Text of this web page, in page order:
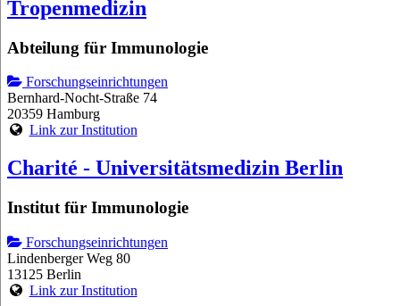
Tropenmedizin
Abteilung für Immunologie
Forschungseinrichtungen
Bernhard-Nocht-Straße 74
20359 Hamburg
Link zur Institution
Charité - Universitätsmedizin Berlin
Institut für Immunologie
Forschungseinrichtungen
Lindenberger Weg 80
13125 Berlin
Link zur Institution